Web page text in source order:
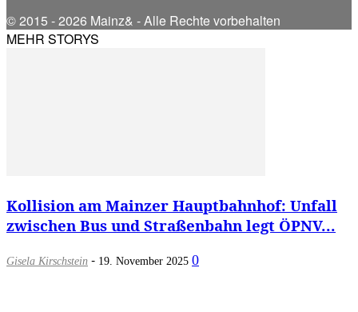
© 2015 - 2026 Mainz& - Alle Rechte vorbehalten
MEHR STORYS
Kollision am Mainzer Hauptbahnhof: Unfall
zwischen Bus und Straßenbahn legt ÖPNV...
Gisela Kirschstein - 19. November 2025 0